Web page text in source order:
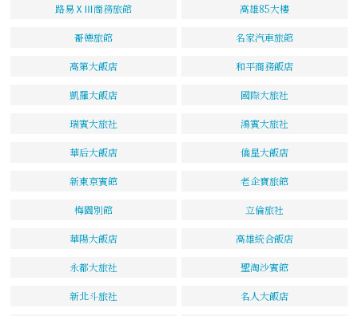
路易ⅩⅢ商務旅館 高雄85大樓
哥德旅館 名家汽車旅館
高第大飯店 和平商務飯店
凱羅大飯店 國際大旅社
瑞賓大旅社 鴻賓大旅社
華后大飯店 僑星大飯店
新東京賓館 老企寶旅館
梅園別館 立倫旅社
華陽大飯店 高雄統合飯店
永都大旅社 聖淘沙賓館
新北斗旅社 名人大飯店